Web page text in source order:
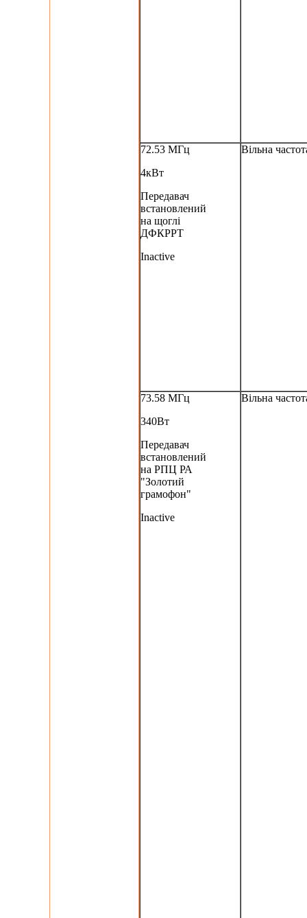
72.53 МГц
4кВт
Передавач
встановлений
на щоглі
ДФКРРТ
Inactive
Вільна
73.58 МГц
340Вт
Передавач
встановлений
на РПЦ РА
"Золотий
грамофон"
Inactive
Вільна